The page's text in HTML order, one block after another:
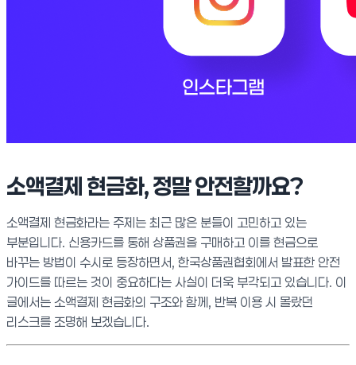
소액결제 현금화, 정말 안전할까요?
소액결제 현금화라는 주제는 최근 많은 분들이 고민하고 있는
부분입니다. 신용카드를 통해 상품권을 구매하고 이를 현금으로
바꾸는 방법이 수시로 등장하면서, 한국상품권협회에서 발표한 안전
가이드를 따르는 것이 중요하다는 사실이 더욱 부각되고 있습니다. 이
글에서는 소액결제 현금화의 구조와 함께, 반복 이용 시 몰랐던
리스크를 조명해 보겠습니다.